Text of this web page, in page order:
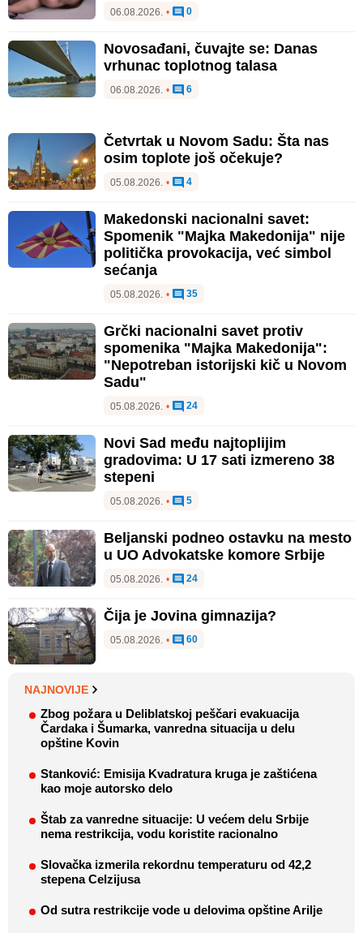
06.08.2026. • 0
Novosađani, čuvajte se: Danas
vrhunac toplotnog talasa
06.08.2026. • 6
Četvrtak u Novom Sadu: Šta nas
osim toplote još očekuje?
05.08.2026. • 4
Makedonski nacionalni savet:
Spomenik "Majka Makedonija" nije
politička provokacija, već simbol
sećanja
05.08.2026. • 35
Grčki nacionalni savet protiv
spomenika "Majka Makedonija":
"Nepotreban istorijski kič u Novom
Sadu"
05.08.2026. • 24
Novi Sad među najtoplijim
gradovima: U 17 sati izmereno 38
stepeni
05.08.2026. • 5
Beljanski podneo ostavku na mesto
u UO Advokatske komore Srbije
05.08.2026. • 24
Čija je Jovina gimnazija?
05.08.2026. • 60
NAJNOVIJE
Zbog požara u Deliblatskoj peščari evakuacija
Čardaka i Šumarka, vanredna situacija u delu
opštine Kovin
Stanković: Emisija Kvadratura kruga je zaštićena
kao moje autorsko delo
Štab za vanredne situacije: U većem delu Srbije
nema restrikcija, vodu koristite racionalno
Slovačka izmerila rekordnu temperaturu od 42,2
stepena Celzijusa
Od sutra restrikcije vode u delovima opštine Arilje